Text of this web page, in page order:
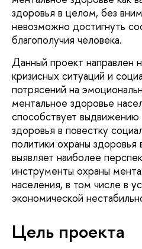
здоровья в целом, без
невозможно достигнуть
благополучия человека.
Данный проект направлен
кризисных ситуаций и
потрясений на
ментальное здоровье
способствует
здоровья в повестку
политики охраны здоровья
выявляет наиболее
инструменты охраны
населения, в том числе в
экономической
Цель проекта